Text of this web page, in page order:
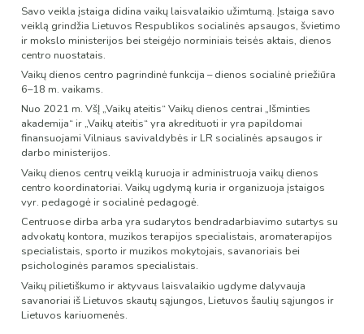
Savo veikla įstaiga didina vaikų laisvalaikio užimtumą. Įstaiga savo
veiklą grindžia Lietuvos Respublikos socialinės apsaugos, švietimo
ir mokslo ministerijos bei steigėjo norminiais teisės aktais, dienos
centro nuostatais.
Vaikų dienos centro pagrindinė funkcija – dienos socialinė priežiūra
6–18 m. vaikams.
Nuo 2021 m. VšĮ „Vaikų ateitis“ Vaikų dienos centrai „Išminties
akademija“ ir „Vaikų ateitis“ yra akredituoti ir yra papildomai
finansuojami Vilniaus savivaldybės ir LR socialinės apsaugos ir
darbo ministerijos.
Vaikų dienos centrų veiklą kuruoja ir administruoja vaikų dienos
centro koordinatoriai. Vaikų ugdymą kuria ir organizuoja įstaigos
vyr. pedagogė ir socialinė pedagogė.
Centruose dirba arba yra sudarytos bendradarbiavimo sutartys su
advokatų kontora, muzikos terapijos specialistais, aromaterapijos
specialistais, sporto ir muzikos mokytojais, savanoriais bei
psichologinės paramos specialistais.
Vaikų pilietiškumo ir aktyvaus laisvalaikio ugdyme dalyvauja
savanoriai iš Lietuvos skautų sąjungos, Lietuvos šaulių sąjungos ir
Lietuvos kariuomenės.